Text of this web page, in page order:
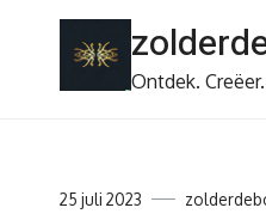
Ontdek.
25 juli 2023